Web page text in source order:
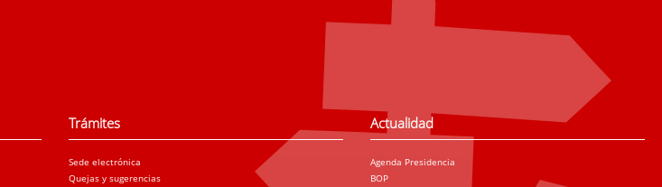
Trámites
Sede electrónica
Quejas y sugerencias
Actualidad
Agenda Presidencia
BOP